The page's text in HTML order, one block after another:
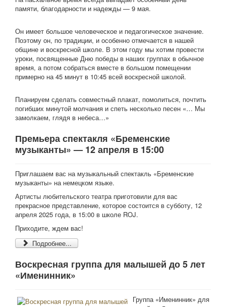
памяти, благодарности и надежды — 9 мая.
Он имеет большое человеческое и педагогическое значение.
Поэтому он, по традиции, и особенно отмечается в нашей
общине и воскресной школе. В этом году мы хотим провести
уроки, посвященные Дню победы в наших группах в обычное
время, а потом собраться вместе в большом помещении
примерно на 45 минут в 10:45 всей воскресной школой.
Планируем сделать совместный плакат, помолиться, почтить
погибших минутой молчания и спеть несколько песен «… Мы
замолкаем, глядя в небеса…»
Премьера спектакля «Бременские
музыканты» — 12 апреля в 15:00
Приглашаем вас на музыкальный спектакль «Бременские
музыканты» на немецком языке.
Артисты любительского театра приготовили для вас
прекрасное представление, которое состоится в субботу, 12
апреля 2025 года, в 15:00 в школе ROJ.
Приходите, ждем вас!
Подробнее...
Воскресная группа для малышей до 5 лет
«Именинник»
Группа «Именинник» для